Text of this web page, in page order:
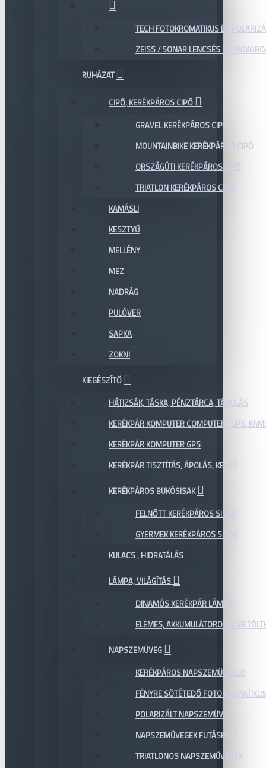
TECH FOTOKROMATIKUS ÉS
ZEISS / SONAR LENCSÉS SÍ,
RUHÁZAT
CIPŐ, KERÉKPÁROS CIPŐ
GRAVEL KERÉKPÁROS CIPŐ
MOUNTAINBIKE KERÉKPÁROS CIPŐ
ORSZÁGÚTI KERÉKPÁROS CIPŐ
TRIATLON KERÉKPÁROS CIPŐ
KAMÁSLI
KESZTYŰ
MELLÉNY
MEZ
NADRÁG
PULÓVER
SAPKA
ZOKNI
KIEGÉSZÍTŐ
HÁTIZSÁK, TÁSKA, PÉNZTÁRCA, TÁROLÁS
KERÉKPÁR KOMPUTER COMPUTER , GPS,
KERÉKPÁR KOMPUTER GPS
KERÉKPÁR TISZTÍTÁS, ÁPOLÁS, KENÉS
KERÉKPÁROS BUKÓSISAK
FELNŐTT KERÉKPÁROS SISAK
GYERMEK KERÉKPÁROS SISAK
KULACS , HIDRATÁLÁS
LÁMPA, VILÁGÍTÁS
DINAMÓS KERÉKPÁR LÁMPA
ELEMES, AKKUMULÁTOROS, USB
NAPSZEMÜVEG
KERÉKPÁROS NAPSZEMÜVEGEK
FÉNYRE SÖTÉTEDŐ
POLARIZÁLT NAPSZEMÜVEG
NAPSZEMÜVEGEK FUTÁSHOZ
TRIATLONOS NAPSZEMÜVEGEK